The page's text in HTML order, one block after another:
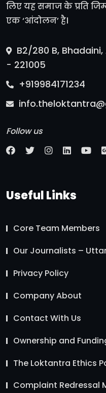
लिए यह समाज के प्रति
एक ‘आंदोलन’ है।
B2/280 B,
- 221005
+919984171234
Follow us
Useful Links
Core Team Members
Our Journalists –
Privacy Policy
Company About
Contact With Us
Ownership and
The Loktantra Ethics
Complaint Redressal